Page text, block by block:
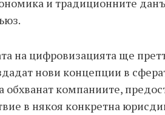
и традиционните
на цифровизацията ще
нови концепции в
обхванат компаниите,
в някоя конкретна